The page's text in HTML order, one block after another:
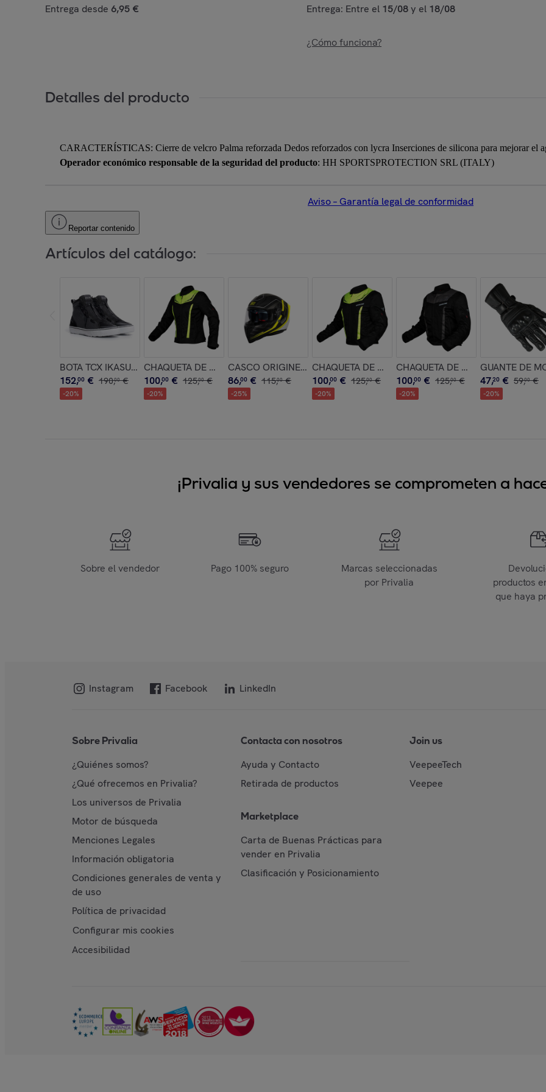
Entrega desde 6,95 € Entrega: Entre el 15/08y el 18/08
¿Cómo funciona?
Detalles del producto
CARACTERÍSTICAS: Cierre de velcro Palma reforzada Dedos reforzados con lycra Inserciones de silicona para mejorar el
Operador económico responsable de la seguridad del producto: HH SPORTSPROTECTION SRL (ITALY)
Aviso – Garantía legal de conformidad
Reportar contenido
Artículos del catálogo:
BOTA TCX IKASU LADY AIR BLACK/GREY/WHITE
152,00 € 190,00 €
-20%
CHAQUETA DE MOTO CHICA DIANA FLUO INVICTUS
100,00 € 125,00 €
-20%
CASCO ORIGINE STRADA LINESTYLE FLUO YELLOW BLACK MATT
86,00 € 115,00 €
-25%
CHAQUETA DE MOTO ATLAS FLUO INVICTUS
100,00 € 125,00 €
-20%
100,00 € 125,00 €
-20%
GUANTE DE
47,20 € 59,00 €
-20%
¡Privalia y sus vendedores se comprometen a
Sobre el vendedor Pago 100% seguro
Marcas seleccionadas
por Privalia
productos
que haya
Instagram Facebook LinkedIn
Sobre Privalia
¿Quiénes somos?
¿Qué ofrecemos en Privalia?
Los universos de Privalia
Motor de búsqueda
Menciones Legales
Información obligatoria
Condiciones generales de venta y
de uso
Política de privacidad
Configurar mis cookies
Accesibilidad
Contacta con nosotros
Ayuda y Contacto
Retirada de productos
Marketplace
Carta de Buenas Prácticas para
vender en Privalia
Clasificación y Posicionamiento
Join us
VeepeeTech
Veepee